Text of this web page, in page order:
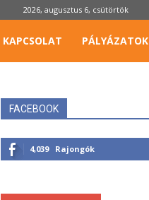
2026, augusztus 6, csütörtök
KAPCSOLAT PÁLYÁZATOK
FACEBOOK
4,039 Rajongók